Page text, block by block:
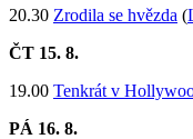
20.30 Zrodila se hvězda (
ČT 15. 8.
19.00 Tenkrát v
PÁ 16. 8.